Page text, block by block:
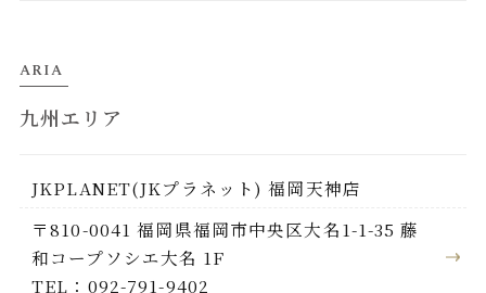
ARIA
九州エリア
JKPLANET(JKプラネット) 福岡天神店
〒810-0041 福岡県福岡市中央区大名1-1-35 藤
和コープソシエ大名 1F
TEL：092-791-9402